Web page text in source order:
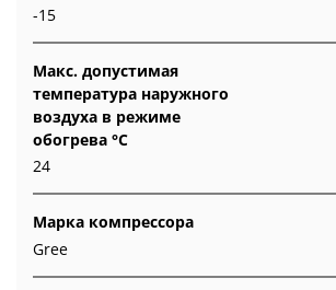
-15
Макс. допустимая
температура наружного
воздуха в режиме
обогрева °С
24
Марка компрессора
Gree